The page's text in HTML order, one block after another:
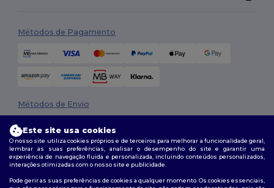
Métodos de Pagamento
Métodos de Envio
Este site usa cookies
O nosso site utiliza cookies próprios e de terceiros para melhorar a funcionalidade geral,
lembrar as suas preferências, analisar o desempenho do site e garantir uma
experiência de navegação fluida e personalizada, incluindo conteúdos personalizados,
interações otimizadas com o nosso site e publicidade.
Pode gerir as suas preferências de cookies a qualquer momento. Os cookies essenciais,